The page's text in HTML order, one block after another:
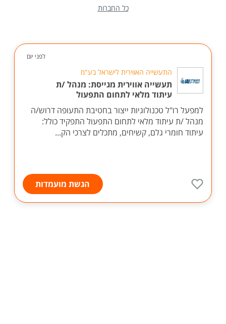
כל החברות
לפני יום
התעשייה האווירית לישראל בע"מ
תעשייה אווירית מגייסת: מנהל /ת
עיתוד מלאי לתחום התפעול
למפעל רו"ל טכנולוגיות ייצור בחטיבת התעופה דרוש/ה
מנהל /ת עיתוד מלאי לתחום התפעול התפקיד כולל:
עיתוד חומרי גלם, קשיחים, מתכלים לצרכי הק...
הגשת מועמדות